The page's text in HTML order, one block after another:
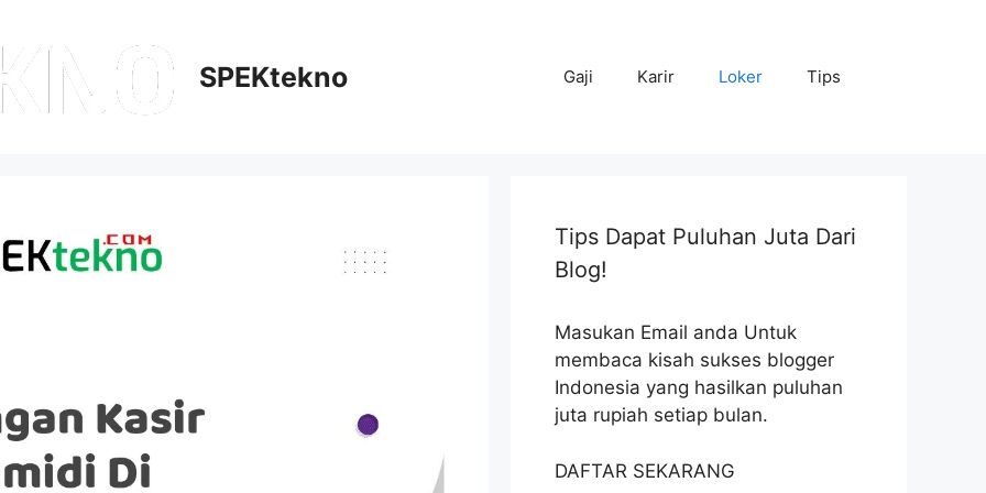
SPEKtekno Gaji Karir Loker Tips
Tips Dapat Puluhan Juta Dari
Blog!
Masukan Email anda Untuk
membaca kisah sukses blogger
Indonesia yang hasilkan puluhan
juta rupiah setiap bulan.
DAFTAR SEKARANG